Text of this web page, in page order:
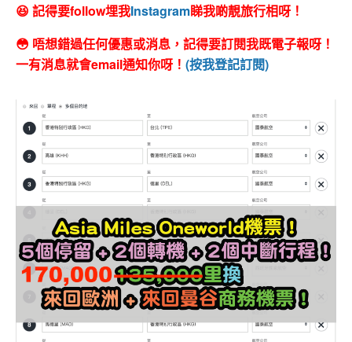
😆 記得要follow埋我Instagram睇我啲靚旅行相呀！
😳 唔想錯過任何優惠或消息，記得要訂閱我既電子報呀！
一有消息就會email通知你呀！ (按我登記訂閱)